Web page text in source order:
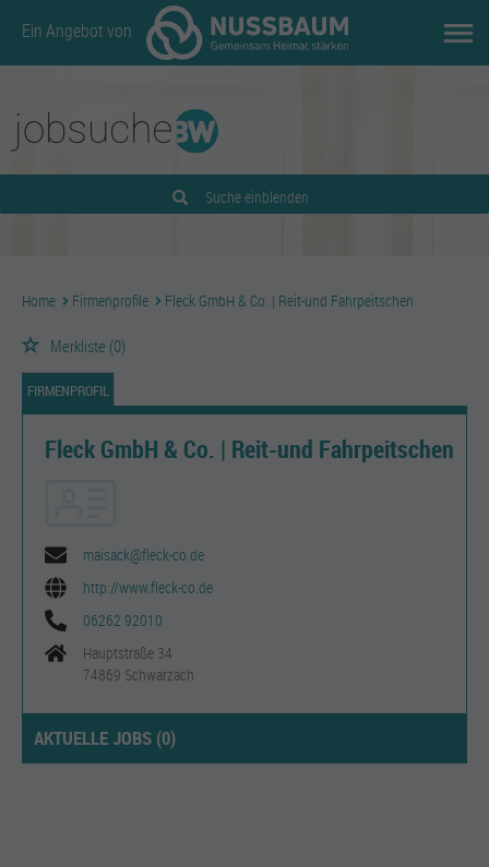
Ein Angebot von
Suche einblenden
Home Firmenprofile Fleck GmbH & Co. | Reit-und Fahrpeitschen
Merkliste (0)
FIRMENPROFIL
Fleck GmbH & Co. | Reit-und Fahrpeitschen
maisack@fleck-co.de
http://www.fleck-co.de
06262 92010
Hauptstraße 34
74869 Schwarzach
AKTUELLE JOBS (0)